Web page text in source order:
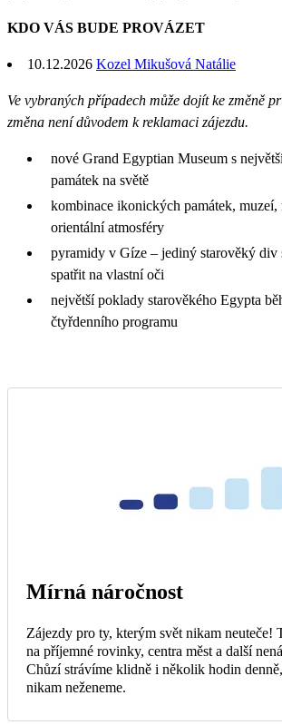
KDO VÁS BUDE PROVÁZET
10.12.2026 Kozel Mikušová Natálie
Ve vybraných případech může dojít ke změně
změna není důvodem k reklamaci zájezdu.
nové Grand Egyptian Museum s
památek na světě
kombinace ikonických památek,
orientální atmosféry
pyramidy v Gíze – jediný starověký div
spatřit na vlastní oči
největší poklady starověkého Egypta
čtyřdenního programu
Mírná náročnost
Zájezdy pro ty, kterým svět nikam neuteče!
na příjemné rovinky, centra měst a další
Chůzí strávíme klidně i několik hodin
nikam neženeme.